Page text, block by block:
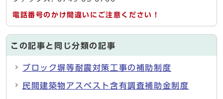
電話番号のかけ間違いにご注意ください！
この記事と同じ分類の記事
ブロック塀等耐震対策工事の補助制度
民間建築物アスベスト含有調査補助金制度